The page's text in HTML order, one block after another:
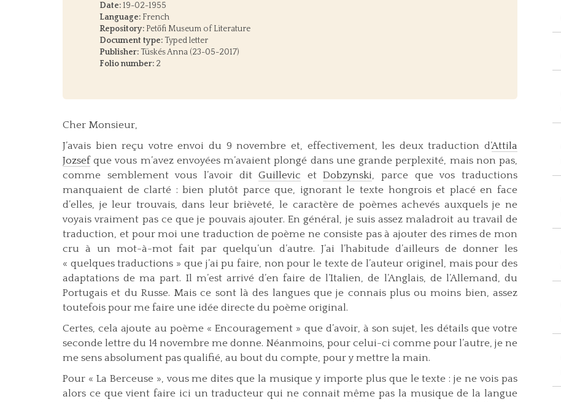
Date:19-02-1955
Language: French
Repository: Petőfi Museum of Literature
Document type: Typed letter
Publisher: Tüskés Anna (23-05-2017)
Folio number: 2
Cher Monsieur,
J’avais bien reçu votre envoi du 9 novembre et, effectivement, les deux traduction d’Attila
Jozsef que vous m’avez envoyées m’avaient plongé dans une grande perplexité, mais non pas,
comme semblement vous l’avoir ditGuillevic etDobzynski, parce que vos traductions
manquaient de clarté : bien plutôt parce que, ignorant le texte hongrois et placé en face
d’elles, je leur trouvais, dans leur brièveté, le caractère de poèmes achevés auxquels je ne
voyais vraiment pas ce que je pouvais ajouter. En général, je suis assez maladroit au travail de
traduction, et pour moi une traduction de poème ne consiste pas à ajouter des rimes de mon
cru à un mot-à-mot fait par quelqu’un d’autre. J’ai l’habitude d’ailleurs de donner les
« quelques traductions » que j’ai pu faire, non pour le texte de l’auteur originel, mais pour des
adaptations de ma part. Il m’est arrivé d’en faire de l’Italien, de l’Anglais, de l’Allemand, du
Portugais et du Russe. Mais ce sont là des langues que je connais plus ou moins bien, assez
toutefois pour me faire une idée directe du poème original.
Certes, cela ajoute au poème « Encouragement » que d’avoir, à son sujet, les détails que votre
seconde lettre du 14 novembre me donne. Néanmoins, pour celui-ci comme pour l’autre, je ne
me sens absolument pas qualifié, au bout du compte, pour y mettre la main.
Pour « La Berceuse », vous me dites que la musique y importe plus que le texte : je ne vois pas
alors ce que vient faire ici un traducteur qui ne connait même pas la musique de la langue